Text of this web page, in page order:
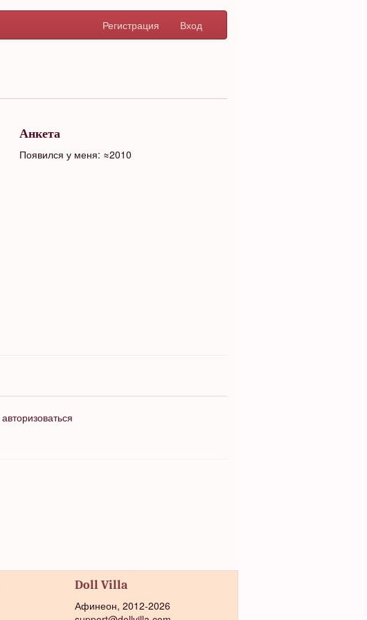
Регистрация Вход
Анкета
Появился у меня: ≈2010
авторизоваться
Doll Villa
Афинеон, 2012-2026